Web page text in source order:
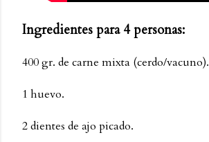
Ingredientes para 4 personas:
400 gr. de carne mixta (cerdo/vacuno).
1 huevo.
2 dientes de ajo picado.